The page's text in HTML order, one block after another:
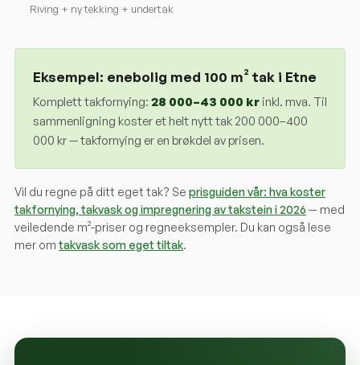
Riving + ny tekking + undertak
Eksempel: enebolig med 100 m² tak i Etne
Komplett takfornying: 28 000–43 000 kr inkl. mva. Til
sammenligning koster et helt nytt tak 200 000–400
000 kr — takfornying er en brøkdel av prisen.
Vil du regne på ditt eget tak? Se prisguiden vår: hva koster
takfornying, takvask og impregnering av takstein i 2026 — med
veiledende m²-priser og regneeksempler. Du kan også lese
mer om takvask som eget tiltak.